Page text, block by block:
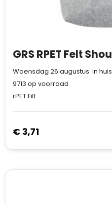
Woensdag 26 augustus in huis
9713 op voorraad
rPET Filt
€ 3,71